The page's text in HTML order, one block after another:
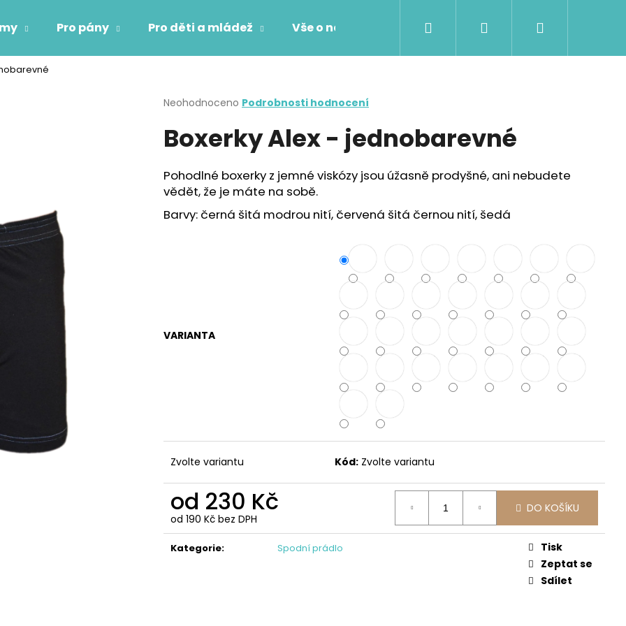
Pro pány Pro děti a mládež Vše o nákupu Kontakty Přihlášení
Průměrné
produktu
je
z
5
hvězdiček.
Neohodnoceno Podrobnosti hodnocení
Boxerky Alex - jednobarevné
Pohodlné boxerky z jemné viskózy jsou úžasně prodyšné, ani nebudete
vědět, že je máte na sobě.
Barvy: černá šitá modrou nití, červená šitá černou nití, šedá
VARIANTA
Zvolte variantu Kód: Zvolte variantu
od 230 Kč
od 190 Kč bez DPH
Měrná
cena:
DO KOŠÍKU
Kategorie: Spodní prádlo
Tisk
Zeptat se
Sdílet
Co potřebujete najít?
HLEDAT
Následující
IZABEL - KVĚTINOVÁ LÁTKA V ZELENÉM